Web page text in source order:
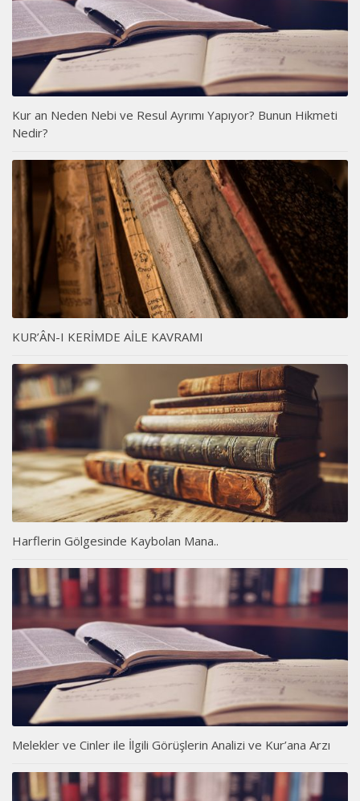
Kur an Neden Nebi ve Resul Ayrımı Yapıyor? Bunun Hikmeti
Nedir?
KUR’ÂN-I KERİMDE AİLE KAVRAMI
Harflerin Gölgesinde Kaybolan Mana..
Melekler ve Cinler ile İlgili Görüşlerin Analizi ve Kur’ana Arzı